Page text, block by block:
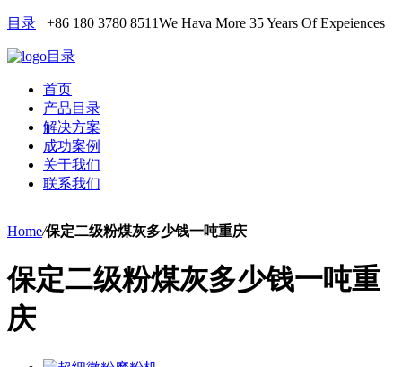
目录 +86 180 3780 8511We Hava More 35 Years Of Expeiences
目录
首页
产品目录
解决方案
成功案例
关于我们
联系我们
Home/保定二级粉煤灰多少钱一吨重庆
保定二级粉煤灰多少钱一吨重
庆